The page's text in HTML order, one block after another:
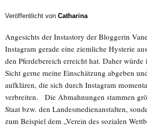
Veröffentlicht von Catharina
Angesichts der Instastory der Bloggerin
Instagram gerade eine ziemliche Hysterie
den Pferdebereich erreicht hat. Daher
Sicht gerne meine Einschätzung abgeben
aufklären, die sich durch Instagram
verbreiten. Die Abmahnungen stammen
Staat bzw. den Landesmedienanstalten,
zum Beispiel dem „Verein des sozialen